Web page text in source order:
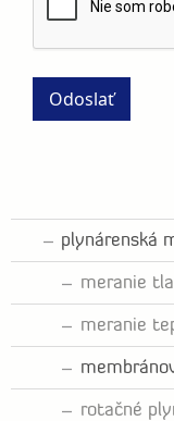
plynárenská
meranie
meranie
rotačné